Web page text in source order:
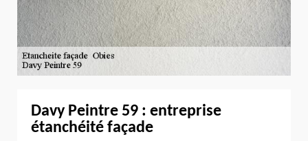
Davy Peintre 59 : entreprise
étanchéité façade